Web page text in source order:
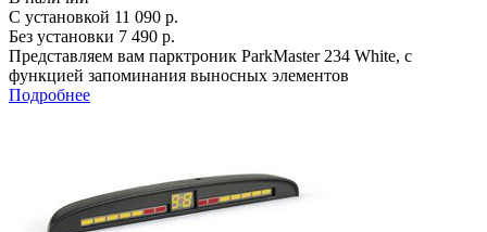
С установкой 11 090 р.
Без установки 7 490 р.
Представляем вам парктроник ParkMaster 234 White, с
функцией запоминания выносных элементов
Подробнее